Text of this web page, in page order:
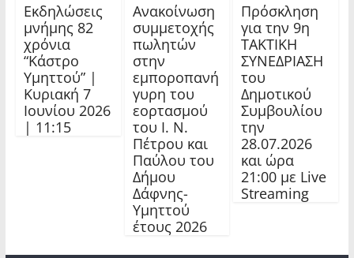
Εκδηλώσεις
μνήμης 82
χρόνια
“Κάστρο
Υμηττού” |
Κυριακή 7
Ιουνίου 2026
| 11:15
Ανακοίνωση
συμμετοχής
πωλητών
στην
εμποροπανή
γυρη του
εορτασμού
του Ι. Ν.
Πέτρου και
Παύλου του
Δήμου
Δάφνης-
Υμηττού
έτους 2026
Πρόσκληση
για την 9η
ΤΑΚΤΙΚΗ
ΣΥΝΕΔΡΙΑΣΗ
του
Δημοτικού
Συμβουλίου
την
28.07.2026
και ώρα
21:00 με Live
Streaming